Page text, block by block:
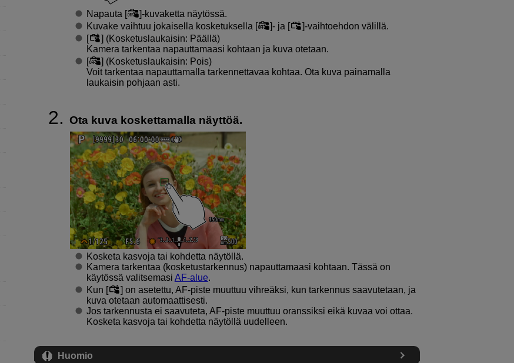
Napauta [
]-kuvaketta näytössä.
Kuvake vaihtuu jokaisella kosketuksella [
]- ja [
]-vaihtoehdon välillä.
[
] (Kosketuslaukaisin: Päällä)
Kamera tarkentaa napauttamaasi kohtaan ja kuva otetaan.
[
] (Kosketuslaukaisin: Pois)
Voit tarkentaa napauttamalla tarkennettavaa kohtaa. Ota kuva painamalla
laukaisin pohjaan asti.
Ota kuva koskettamalla näyttöä.
Kosketa kasvoja tai kohdetta näytöllä.
Kamera tarkentaa (kosketustarkennus) napauttamaasi kohtaan. Tässä on
käytössä valitsemasi AF-alue.
Kun [
] on asetettu, AF-piste muuttuu vihreäksi, kun tarkennus saavutetaan, ja
kuva otetaan automaattisesti.
Jos tarkennusta ei saavuteta, AF-piste muuttuu oranssiksi eikä kuvaa voi ottaa.
Kosketa kasvoja tai kohdetta näytöllä uudelleen.
Huomio